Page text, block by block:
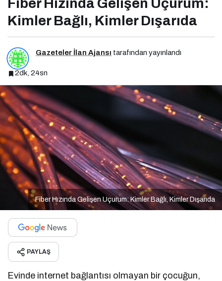
Fiber Hızında Gelişen Uçurum:
Kimler Bağlı, Kimler Dışarıda
Gazeteler İlan Ajansı tarafından yayınlandı
2dk, 24sn
Fiber Hızında Gelişen Uçurum: Kimler Bağlı, Kimler Dışarıda
PAYLAŞ
Evinde internet bağlantısı olmayan bir çocuğun,